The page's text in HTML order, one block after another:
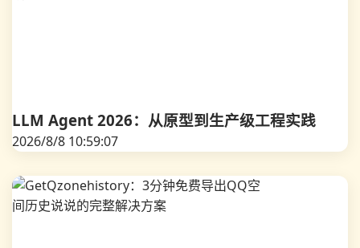
LLM Agent 2026：从原型到生产级工程实践
2026/8/8 10:59:07